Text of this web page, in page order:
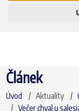
Článek
Úvod Aktuality
Večer chval u